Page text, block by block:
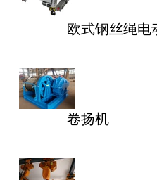
欧式钢丝绳
卷扬机